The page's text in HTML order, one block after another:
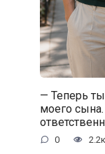
— Теперь
моего
0